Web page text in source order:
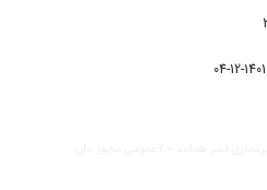
1401-12-04